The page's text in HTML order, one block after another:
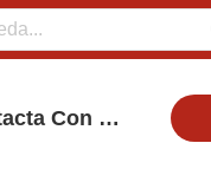
Contacta Con Nosotros